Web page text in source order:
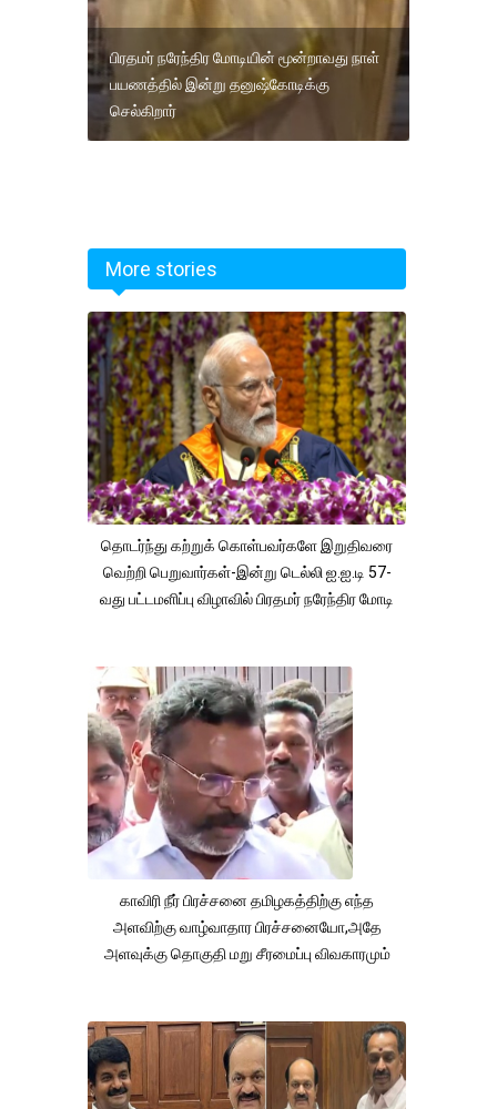
பிரதமர் நரேந்திர மோடியின் மூன்றாவது நாள்
பயணத்தில் இன்று தனுஷ்கோடிக்கு
செல்கிறார்
More stories
தொடர்ந்து கற்றுக் கொள்பவர்களே இறுதிவரை
வெற்றி பெறுவார்கள்-இன்று டெல்லி ஐ.ஐ.டி 57-
வது பட்டமளிப்பு விழாவில் பிரதமர் நரேந்திர மோடி
காவிரி நீர் பிரச்சனை தமிழகத்திற்கு எந்த
அளவிற்கு வாழ்வாதார பிரச்சனையோ,அதே
அளவுக்கு தொகுதி மறு சீரமைப்பு விவகாரமும்